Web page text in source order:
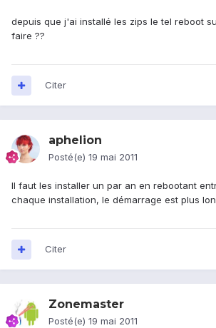
depuis que j'ai installé les zips le tel reboot
faire ??
Citer
aphelion
Posté(e) 19 mai 2011
Il faut les installer un par an en rebootant
chaque installation, le démarrage est plus
Citer
Zonemaster
Posté(e) 19 mai 2011